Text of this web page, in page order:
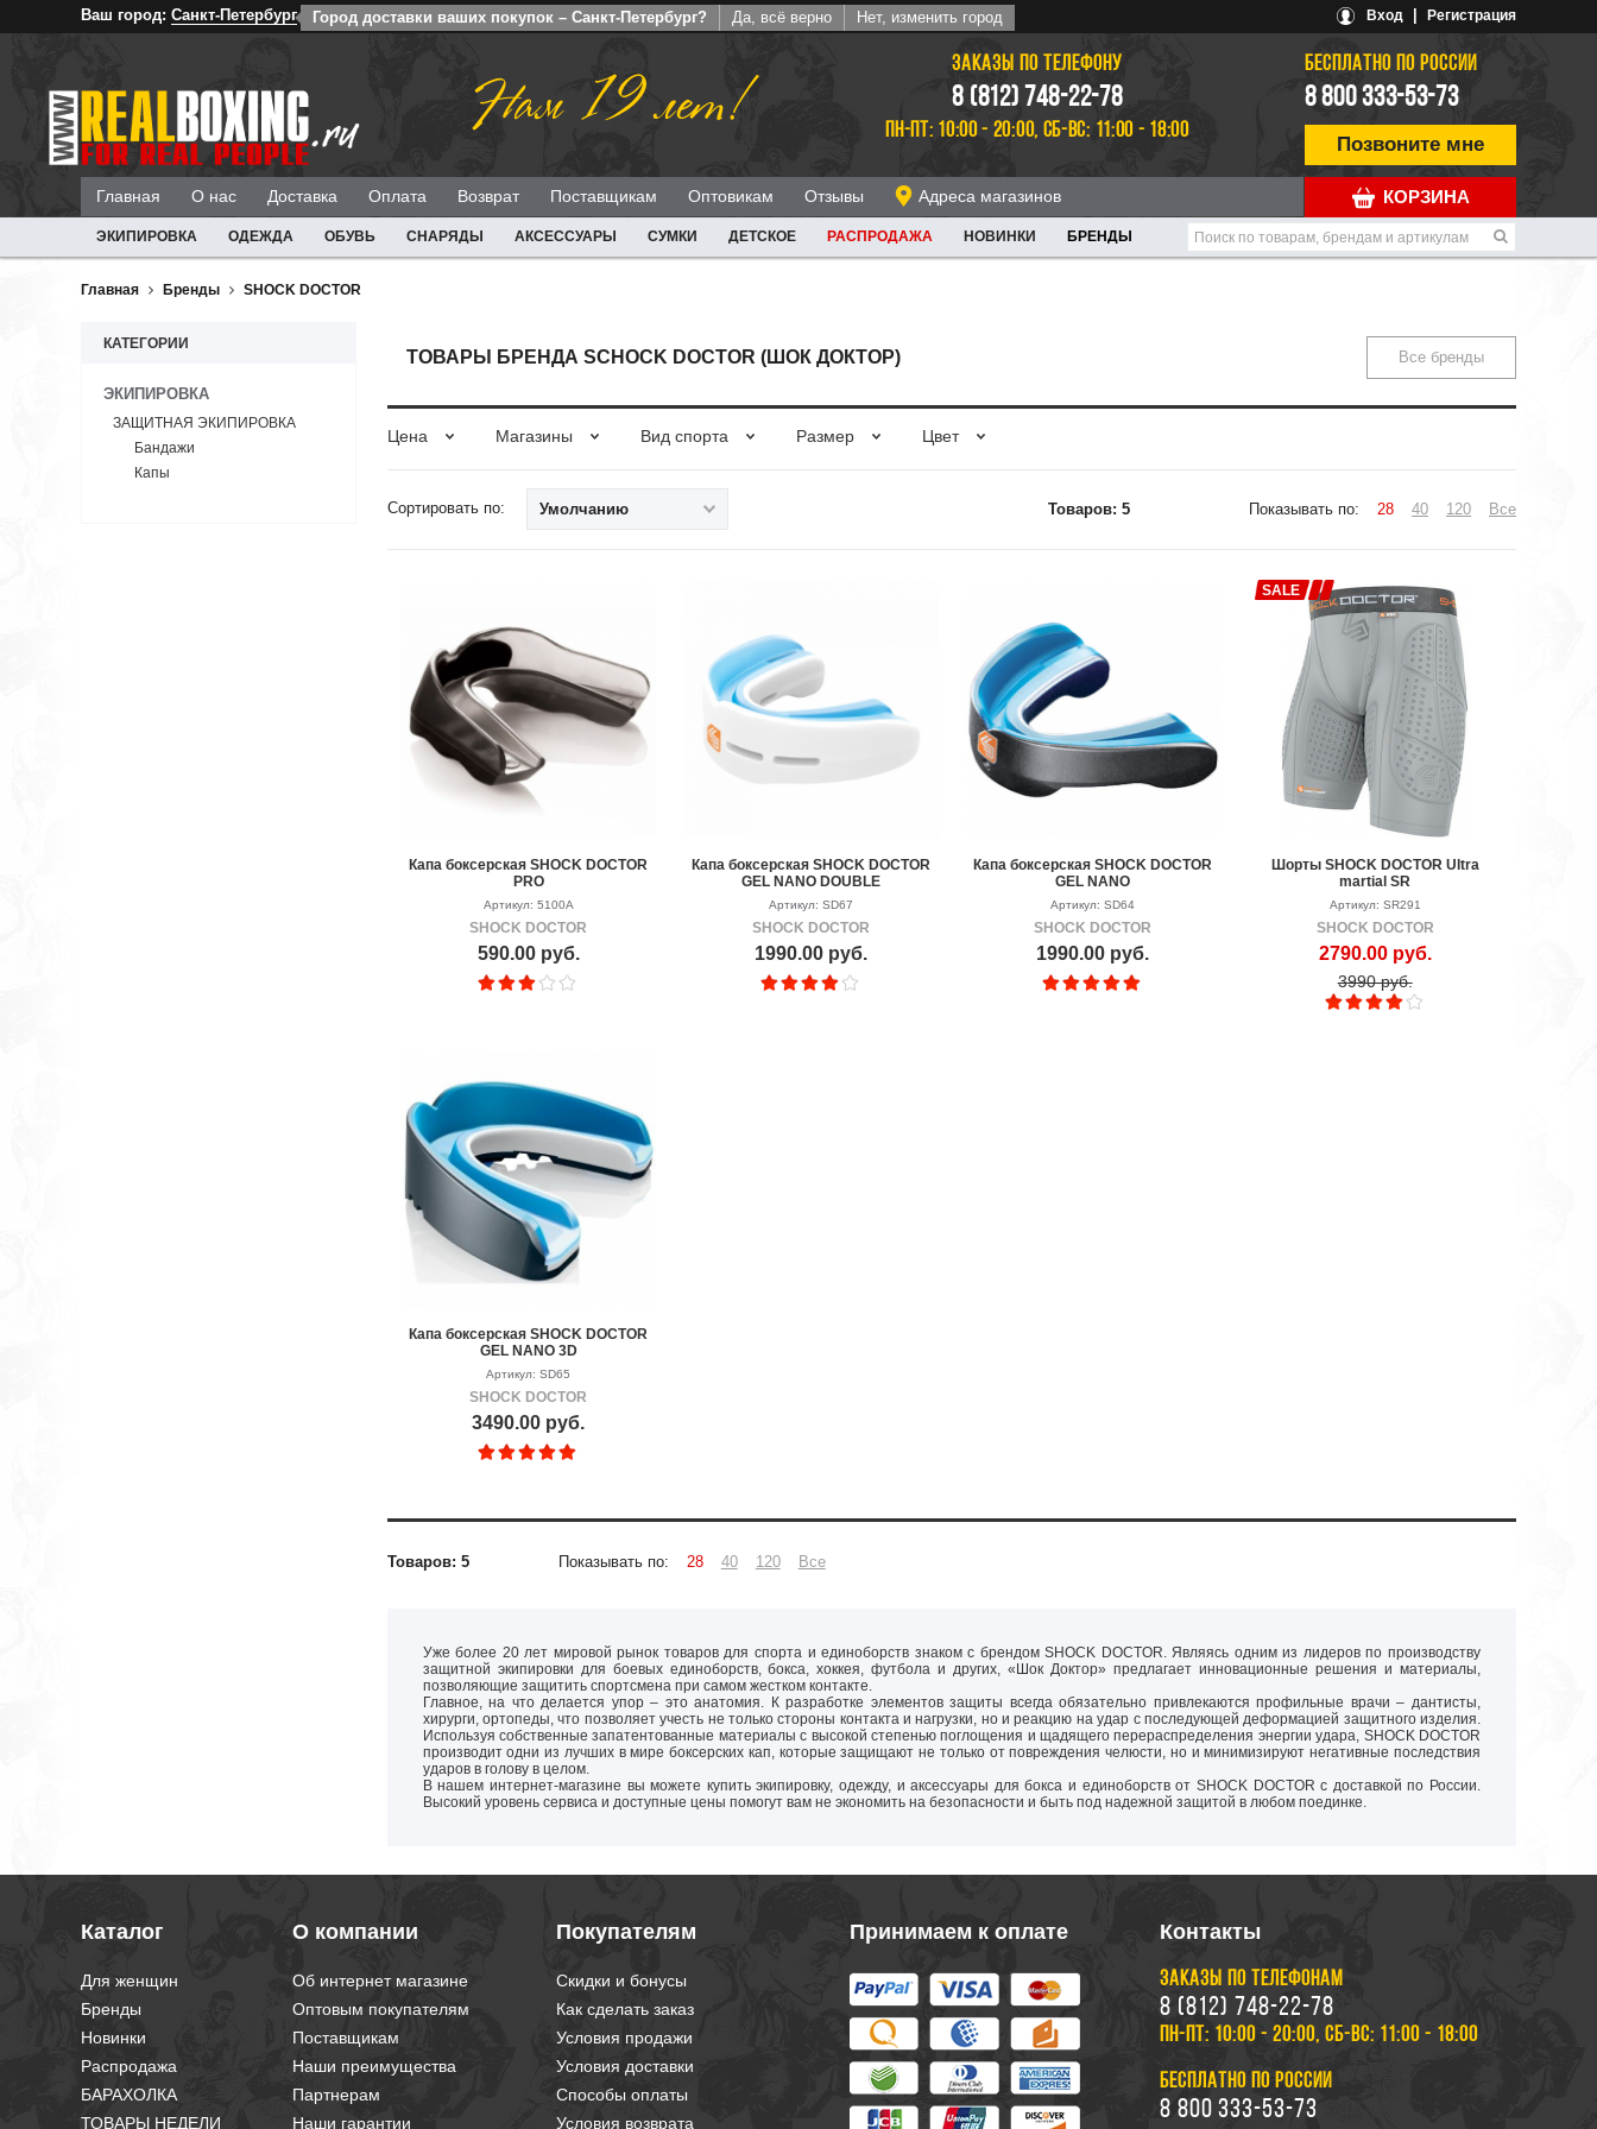
Ваш город: Санкт-Петербург Город доставки ваших покупок – Санкт-Петербург? Да, всё верно Нет, изменить город Вход Регистрация
Нам 19 лет! ЗАКАЗЫ ПО ТЕЛЕФОНУ
8 (812) 748-22-78
ПН-ПТ: 10:00 - 20:00, СБ-ВС: 11:00 - 18:00
БЕСПЛАТНО ПО РОССИИ
8 800 333-53-73
Позвоните мне
КОРЗИНА
Главная О нас Доставка Оплата Возврат Поставщикам Оптовикам Отзывы Адреса магазинов
ЭКИПИРОВКА ОДЕЖДА ОБУВЬ СНАРЯДЫ АКСЕССУАРЫ СУМКИ ДЕТСКОЕ РАСПРОДАЖА НОВИНКИ БРЕНДЫ
Главная Бренды SHOCK DOCTOR
КАТЕГОРИИ
ЭКИПИРОВКА
ЗАЩИТНАЯ ЭКИПИРОВКА
Бандажи
Капы
ТОВАРЫ БРЕНДА SCHOCK DOCTOR (ШОК ДОКТОР) Все бренды
Цена Магазины Вид спорта Размер Цвет
Сортировать по: Умолчанию Показывать по: 28 40 120 Все
Товаров: 5
Капа боксерская SHOCK DOCTOR
PRO
Артикул: 5100А
SHOCK DOCTOR
590.00 руб.
Капа боксерская SHOCK DOCTOR
GEL NANO DOUBLE
Артикул: SD67
SHOCK DOCTOR
1990.00 руб.
Капа боксерская SHOCK DOCTOR
GEL NANO
Артикул: SD64
SHOCK DOCTOR
1990.00 руб.
SALE
Шорты SHOCK DOCTOR Ultra
martial SR
Артикул: SR291
SHOCK DOCTOR
2790.00 руб.
3990 руб.
Капа боксерская SHOCK DOCTOR
GEL NANO 3D
Артикул: SD65
SHOCK DOCTOR
3490.00 руб.
Товаров: 5 Показывать по: 28 40 120 Все
Уже более 20 лет мировой рынок товаров для спорта и единоборств знаком с брендом SHOCK DOCTOR. Являясь одним из лидеров по производству
защитной экипировки для боевых единоборств, бокса, хоккея, футбола и других, «Шок Доктор» предлагает инновационные решения и материалы,
позволяющие защитить спортсмена при самом жестком контакте.
Главное, на что делается упор – это анатомия. К разработке элементов защиты всегда обязательно привлекаются профильные врачи – дантисты,
хирурги, ортопеды, что позволяет учесть не только стороны контакта и нагрузки, но и реакцию на удар с последующей деформацией защитного изделия.
Используя собственные запатентованные материалы с высокой степенью поглощения и щадящего перераспределения энергии удара, SHOCK DOCTOR
производит одни из лучших в мире боксерских кап, которые защищают не только от повреждения челюсти, но и минимизируют негативные последствия
ударов в голову в целом.
В нашем интернет-магазине вы можете купить экипировку, одежду, и аксессуары для бокса и единоборств от SHOCK DOCTOR с доставкой по России.
Высокий уровень сервиса и доступные цены помогут вам не экономить на безопасности и быть под надежной защитой в любом поединке.
Каталог
Для женщин
Бренды
Новинки
Распродажа
БАРАХОЛКА
ТОВАРЫ НЕДЕЛИ
О компании
Об интернет магазине
Оптовым покупателям
Поставщикам
Наши преимущества
Партнерам
Наши гарантии
Покупателям
Скидки и бонусы
Как сделать заказ
Условия продажи
Условия доставки
Способы оплаты
Условия возврата
Принимаем к оплате Контакты
ЗАКАЗЫ ПО ТЕЛЕФОНАМ
8 (812) 748-22-78
ПН-ПТ: 10:00 - 20:00, СБ-ВС: 11:00 - 18:00
БЕСПЛАТНО ПО РОССИИ
8 800 333-53-73